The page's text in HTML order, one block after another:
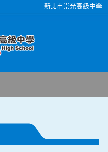
新北市崇光高級中學